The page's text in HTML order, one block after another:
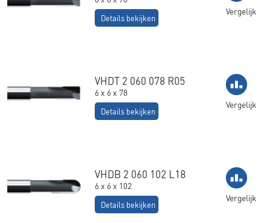
Details bekijken
Vergelijk
VHDT 2 060 078 R05
6 x 6 x 78
Details bekijken
Vergelijk
VHDB 2 060 102 L18
6 x 6 x 102
Details bekijken
Vergelijk